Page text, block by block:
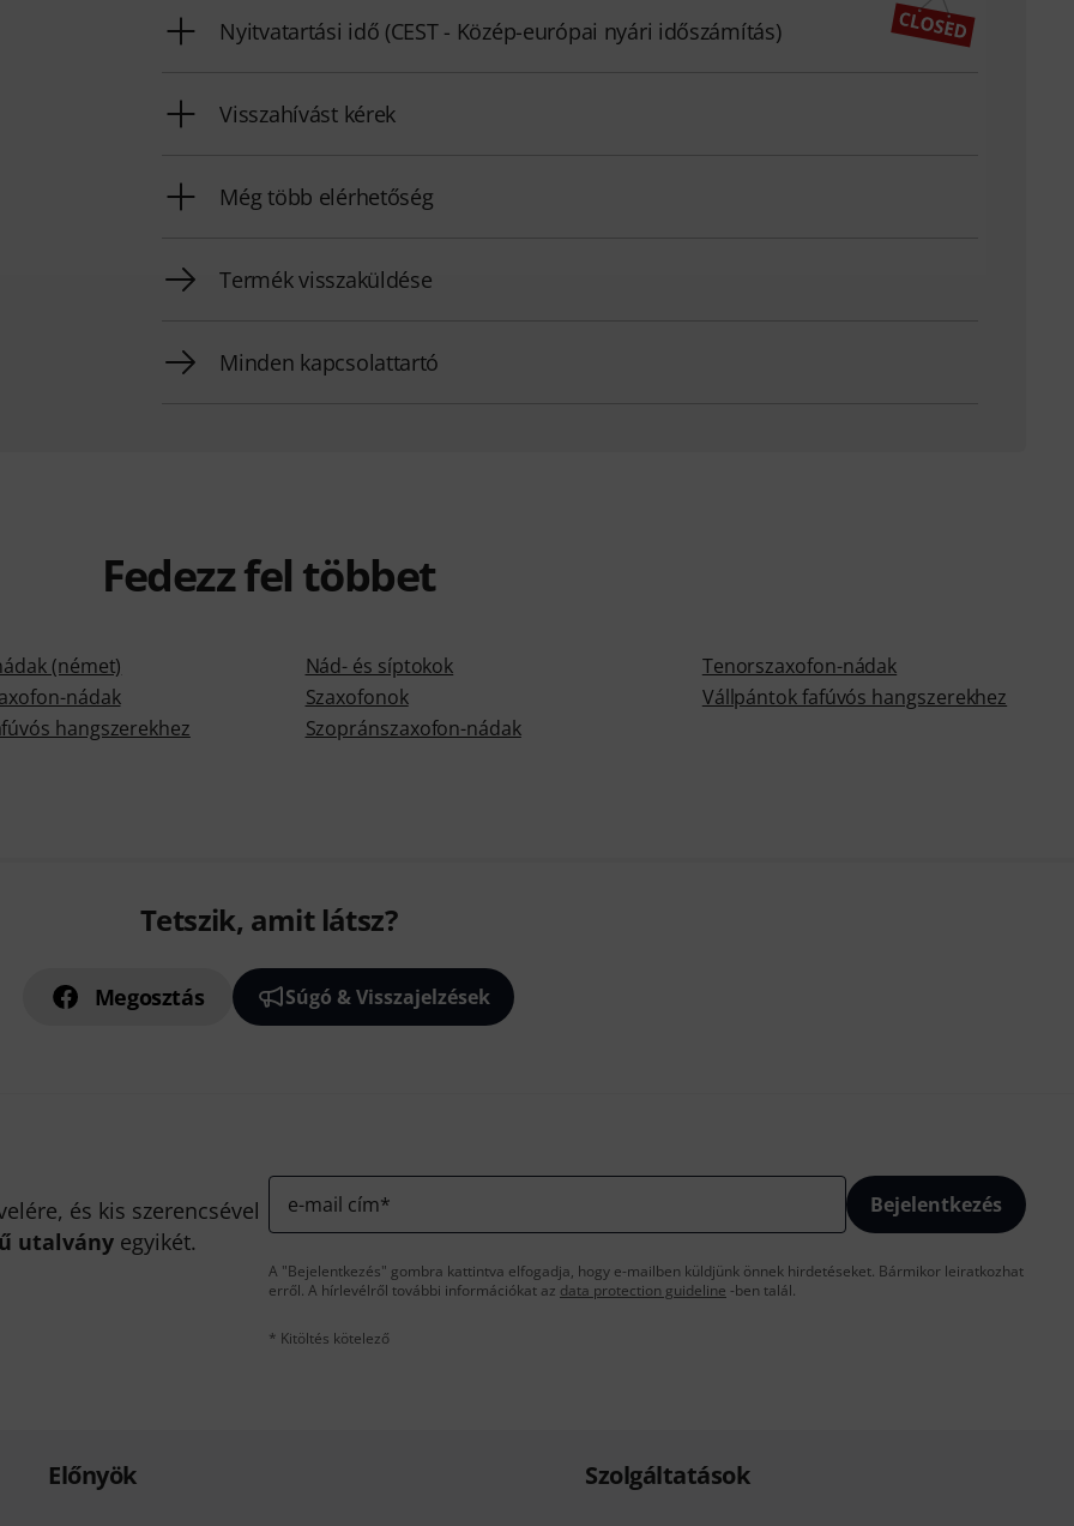
Nyitvatartási idő (CEST - Közép-európai nyári időszámítás)
Visszahívást kérek
Még több elérhetőség
Termék visszaküldése
Minden kapcsolattartó
Fedezz fel többet
(német)
nádak
hangszerekhez
Nád- és síptokok
Szaxofonok
Szopránszaxofon-nádak
Tenorszaxofon-nádak
Vállpántok fafúvós hangszerekhez
Tetszik, amit látsz?
Megosztás Súgó & Visszajelzések
és kis szerencsével
utalvány egyikét.
e-mail cím* Bejelentkezés
A "Bejelentkezés" gombra kattintva elfogadja, hogy e-mailben küldjünk önnek hirdetéseket. Bármikor leiratkozhat
erről. A hírlevélről további információkat az data protection guideline -ben talál.
* Kitöltés kötelező
Előnyök Szolgáltatások